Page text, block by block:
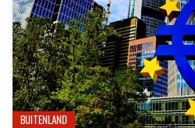
BUITENLAND